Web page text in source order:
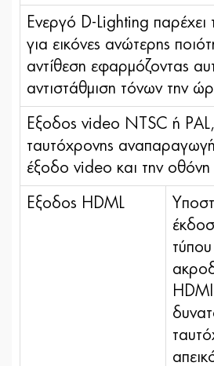
Ενεργό D-Lighting παρέχει
για εικόνες ανώτερης
αντίθεση εφαρμόζοντας
αντιστάθμιση τόνων την
Εξοδος video NTSC ή
ταυτόχρονης
έξοδο video και την οθόνη
Εξοδος HDML